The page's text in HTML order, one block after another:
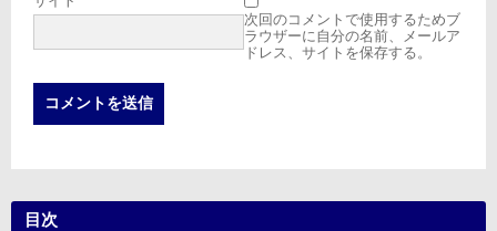
次回のコメントで使用するためブ
ラウザーに自分の名前、メールア
ドレス、サイトを保存する。
目次